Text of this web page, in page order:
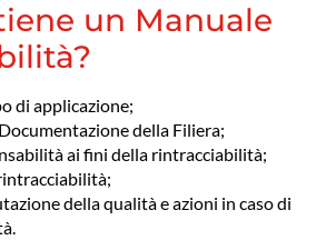
un Manuale
di applicazione;
della Filiera;
ai fini della rintracciabilità;
della qualità e azioni in caso di